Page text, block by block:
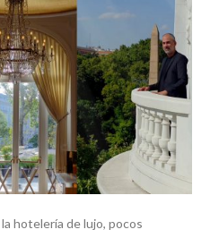
hotelería de lujo, pocos